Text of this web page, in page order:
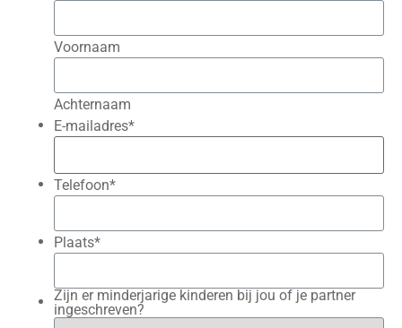
Voornaam
Achternaam
E-mailadres*
Telefoon*
Plaats*
Zijn er minderjarige kinderen bij jou of je partner
ingeschreven?